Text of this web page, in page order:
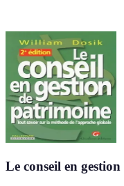
Le conseil en